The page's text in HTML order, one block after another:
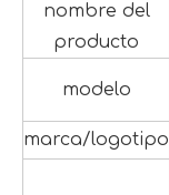
nombre del
producto
modelo
marca/logotipo